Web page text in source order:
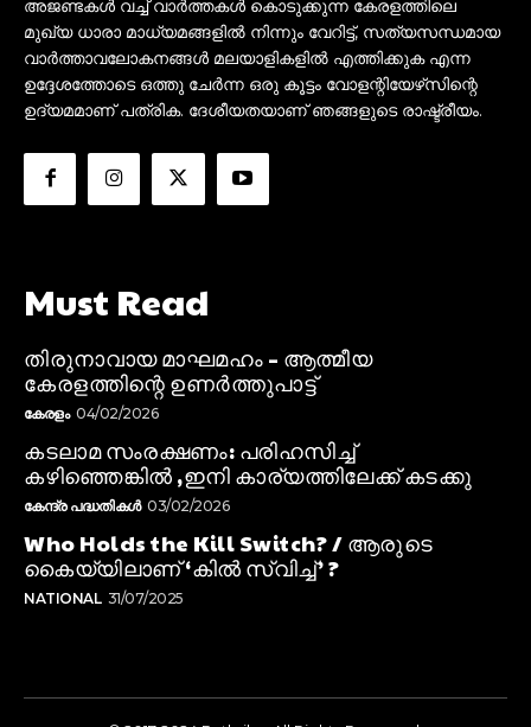
അജണ്ടകൾ വച്ച് വാർത്തകൾ കൊടുക്കുന്ന കേരളത്തിലെ
മുഖ്യ ധാരാ മാധ്യമങ്ങളിൽ നിന്നും വേറിട്ട്, സത്യസന്ധമായ
വാർത്താവലോകനങ്ങൾ മലയാളികളിൽ എത്തിക്കുക എന്ന
ഉദ്ദേശത്തോടെ ഒത്തു ചേർന്ന ഒരു കൂട്ടം വോളന്റിയേഴ്‌സിന്റെ
ഉദ്യമമാണ് പത്രിക. ദേശീയതയാണ് ഞങ്ങളുടെ രാഷ്ട്രീയം.
Must Read
തിരുനാവായ മാഘമഹം – ആത്മീയ
കേരളത്തിന്റെ ഉണർത്തുപാട്ട്
കേരളം 04/02/2026
കടലാമ സംരക്ഷണം: പരിഹസിച്ച്
കഴിഞ്ഞെങ്കിൽ ,ഇനി കാര്യത്തിലേക്ക് കടക്കു
കേന്ദ്ര പദ്ധതികൾ 03/02/2026
Who Holds the Kill Switch? / ആരുടെ
കൈയ്യിലാണ് ‘കിൽ സ്വിച്ച്’ ?
NATIONAL 31/07/2025